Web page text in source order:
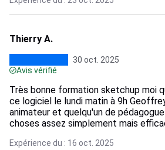
Thierry A.
30 oct. 2025
Avis vérifié
Très bonne formation sketchup moi
ce logiciel le lundi matin à 9h
animateur et quelqu'un de
choses assez simplement mais
Expérience du : 16 oct. 2025